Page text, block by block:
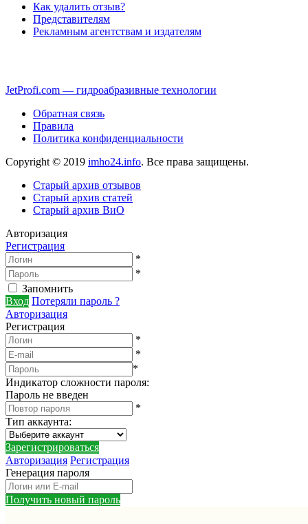
Как удалить отзыв?
Представителям
Рекламным агентствам и издателям
JetProfi.com — гидроабразивные технологии
Обратная связь
Правила
Политика конфиденциальности
Copyright © 2019 imho24.info. Все права защищены.
Старый архив отзывов
Старый архив статей
Старый архив ВиО
Авторизация
Регистрация
*
*
Запомнить
Вход Потеряли пароль ?
Авторизация
Регистрация
*
*
*
Индикатор сложности пароля:
Пароль не введен
*
Тип аккаунта:
Зарегистрироваться
Авторизация Регистрация
Генерация пароля
Получить новый пароль